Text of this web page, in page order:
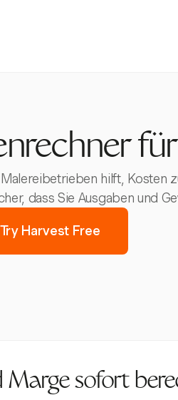
hilft,
dass Sie Ausgaben und
Try Harvest Free
Marge sofort